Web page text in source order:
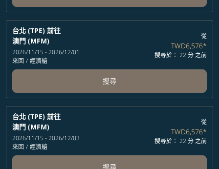
台北 (TPE) 前往
澳門 (MFM)
2026/11/15 - 2026/12/01
來回 / 經濟艙
從
TWD6,576*
搜尋於： 22 分 之前
搜尋
台北 (TPE) 前往
澳門 (MFM)
2026/11/15 - 2026/12/03
來回 / 經濟艙
從
TWD6,576*
搜尋於： 22 分 之前
搜尋